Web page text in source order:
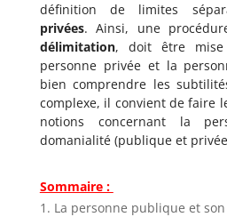
définition de limites
privées. Ainsi, une
délimitation, doit être
personne privée et la
bien comprendre les
complexe, il convient de faire
notions concernant la
domanialité (publique et
Sommaire :
La personne publique et